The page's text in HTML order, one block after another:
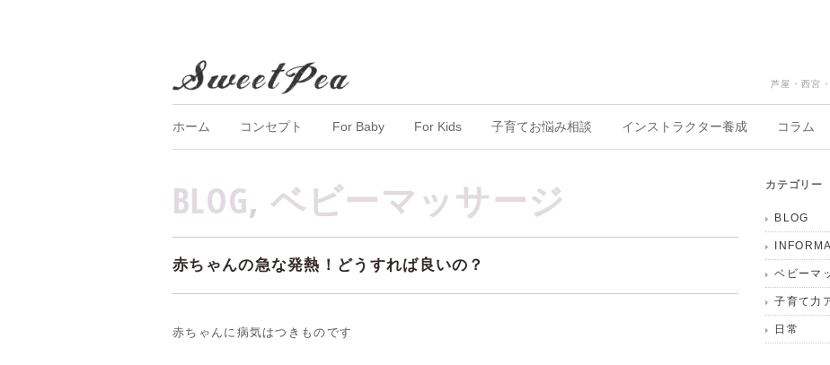
芦屋・西宮
ホーム コンセプト For Baby For Kids 子育てお悩み相談 インストラクター養成 コラム
BLOG, ベビーマッサージ
赤ちゃんの急な発熱！どうすれば良いの？
赤ちゃんに病気はつきものです
カテゴリー
BLOG
ベビーマ
子育て力
日常